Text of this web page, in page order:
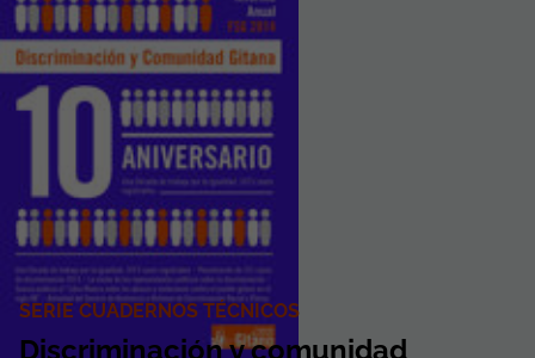
SERIE CUADERNOS TÉCNICOS
Discriminación y comunidad